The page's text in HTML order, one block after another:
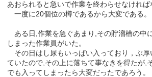
あおられると急いで作業を終わらせなければ
一度に20個位の樽であるから大変である。
ある日,作業を急ぐあまり,その貯溜槽の中
しまった作業員がいた。
その日はし尿もいっぱい入っており，ぶ厚
ていたので,その上に落ちて事なきを得たが,
でも入ってしまったら大変だったであろう。